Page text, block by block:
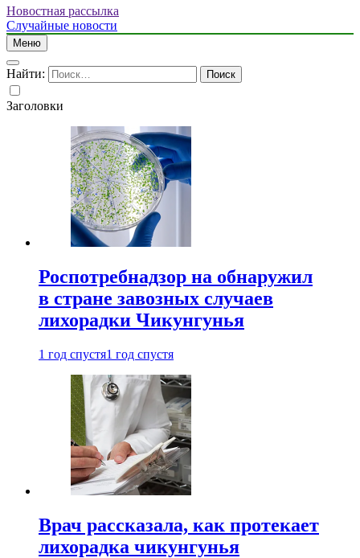
Новостная рассылка
Случайные новости
Меню
Найти:
Заголовки
Роспотребнадзор на обнаружил
в стране завозных случаев
лихорадки Чикунгунья
1 год спустя1 год спустя
Врач рассказала, как протекает
лихорадка чикунгунья